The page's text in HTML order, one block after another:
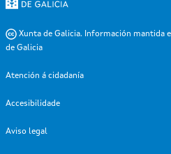
á
Xunta de Galicia. Información mantida
de Galicia
Atención á cidadanía
Accesibilidade
Aviso legal